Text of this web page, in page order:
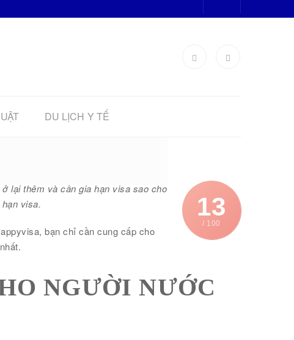
DU LỊCH Y TẾ
13
/ 100
lại thêm và cần gia hạn visa sao cho
visa.
bạn chỉ cần cung cấp cho
NGƯỜI NƯỚC